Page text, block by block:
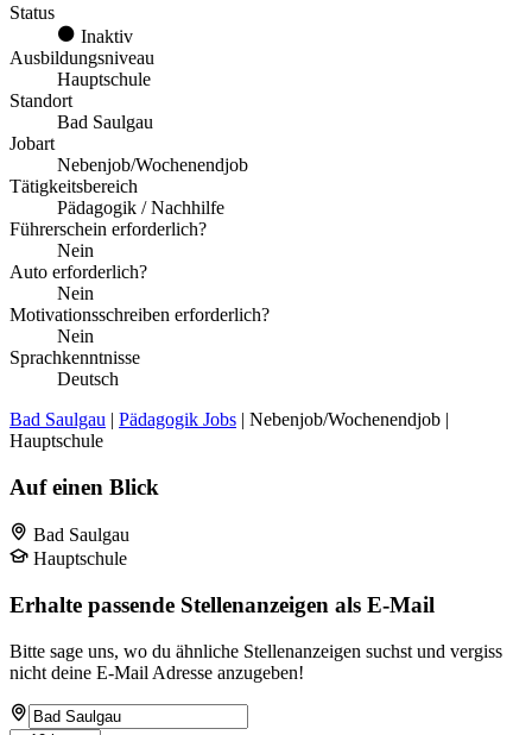
Status
Inaktiv
Ausbildungsniveau
Hauptschule
Standort
Bad Saulgau
Jobart
Nebenjob/Wochenendjob
Tätigkeitsbereich
Pädagogik / Nachhilfe
Führerschein erforderlich?
Nein
Auto erforderlich?
Nein
Motivationsschreiben erforderlich?
Nein
Sprachkenntnisse
Deutsch
Bad Saulgau | Pädagogik Jobs | Nebenjob/Wochenendjob |
Hauptschule
Auf einen Blick
Bad Saulgau
Hauptschule
Erhalte passende Stellenanzeigen als E-Mail
Bitte sage uns, wo du ähnliche Stellenanzeigen suchst und vergiss
nicht deine E-Mail Adresse anzugeben!